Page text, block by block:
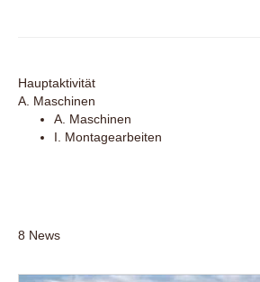
Hauptaktivität
A. Maschinen
A. Maschinen
I. Montagearbeiten
8 News